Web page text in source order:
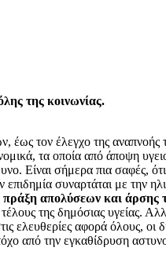
της κοινωνίας.
έως τον έλεγχο της αναπνοής
τα οποία από άποψη
Είναι σήμερα πια σαφές, ότι
συναρτάται με την
απολύσεων και άρσης
της δημόσιας υγείας.
ελευθερίες αφορά όλους, οι
από την εγκαθίδρυση